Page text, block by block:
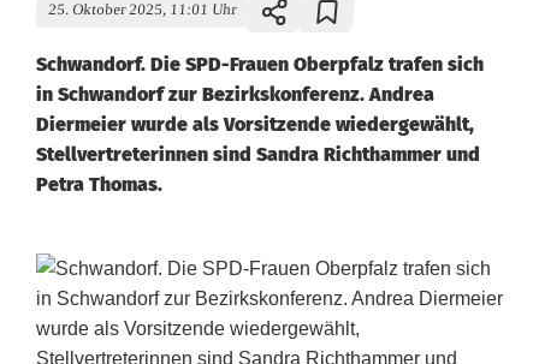
25. Oktober 2025, 11:01 Uhr
Schwandorf. Die SPD-Frauen Oberpfalz trafen sich
in Schwandorf zur Bezirkskonferenz. Andrea
Diermeier wurde als Vorsitzende wiedergewählt,
Stellvertreterinnen sind Sandra Richthammer und
Petra Thomas.